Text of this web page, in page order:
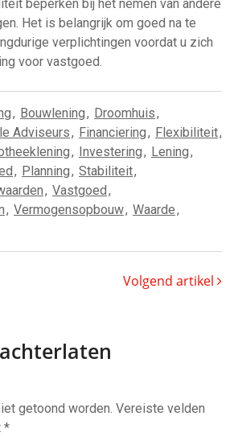
beperken bij het nemen van andere
Het is belangrijk om goed na te
verplichtingen voordat u zich
voor vastgoed.
, Bouwlening, Droomhuis,
Adviseurs, Financiering, Flexibiliteit,
, Investering, Lening,
, Planning, Stabiliteit,
, Vastgoed,
, Vermogensopbouw, Waarde,
Volgend artikel
getoond worden. Vereiste velden
*